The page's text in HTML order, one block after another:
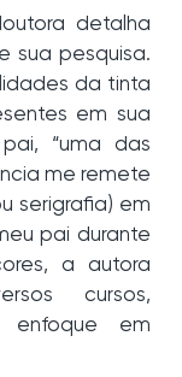
detalha
sua pesquisa.
da tinta
em sua
“uma das
me remete
serigrafia) em
pai durante
a autora
cursos,
enfoque em